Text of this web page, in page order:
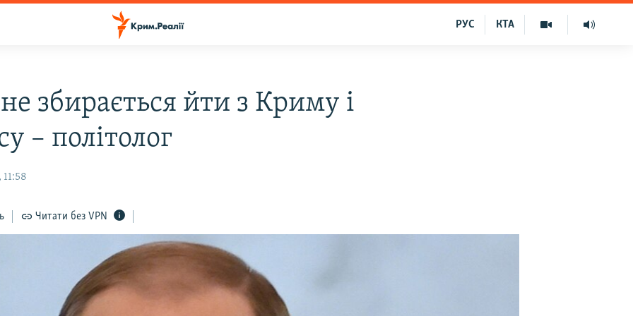
КТА
РУС
збирається йти з Криму і
– політолог
Читати без VPN